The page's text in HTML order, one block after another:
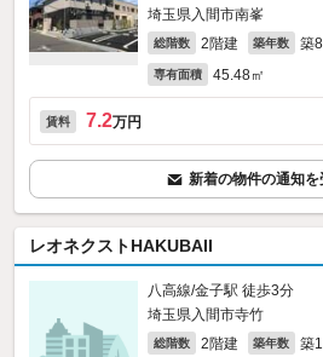
埼玉県入間市南峯
総階数 2階建 築年数 築
専有面積 45.48㎡
賃料 7.2万円
新着の物件の通知を
レオネクストHAKUBAII
八高線/金子駅 徒歩3分
埼玉県入間市寺竹
総階数 2階建 築年数 築